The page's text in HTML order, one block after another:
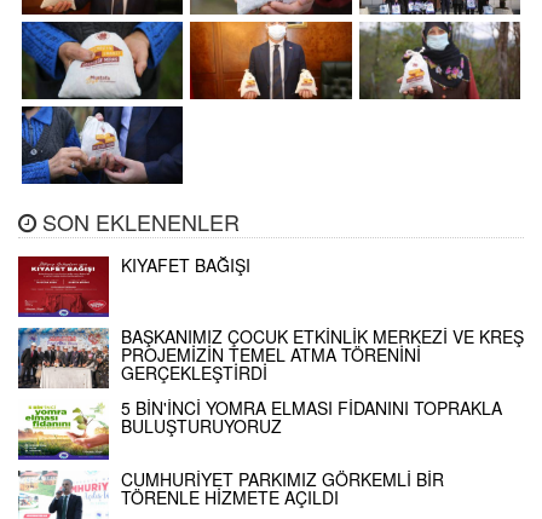
SON EKLENENLER
KIYAFET BAĞIŞI
BAŞKANIMIZ ÇOCUK ETKİNLİK MERKEZİ VE KREŞ
PROJEMİZİN TEMEL ATMA TÖRENİNİ
GERÇEKLEŞTİRDİ
5 BİN'İNCİ YOMRA ELMASI FİDANINI TOPRAKLA
BULUŞTURUYORUZ
CUMHURİYET PARKIMIZ GÖRKEMLİ BİR
TÖRENLE HİZMETE AÇILDI